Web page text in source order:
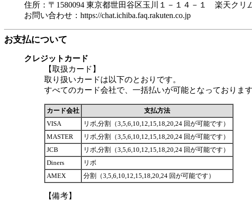
住所：〒1580094 東京都世田谷区玉川１－１４－１ 楽天クリ
お問い合わせ：https://chat.ichiba.faq.rakuten.co.jp
お支払について
クレジットカード
【取扱カード】
取り扱いカードは以下のとおりです。
すべてのカード会社で、一括払いが可能となっております
カード会社
支払方法
VISA
リボ,分割（3,5,6,10,12,15,18,20,24 回が可能です）
MASTER
リボ,分割（3,5,6,10,12,15,18,20,24 回が可能です）
JCB
リボ,分割（3,5,6,10,12,15,18,20,24 回が可能です）
Diners
リボ
AMEX
分割（3,5,6,10,12,15,18,20,24 回が可能です）
【備考】